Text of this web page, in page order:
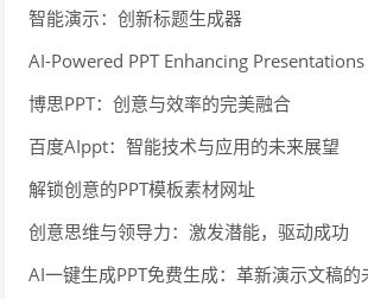
智能演示：创新标题生成器
AI-Powered PPT Enhancing
Design and Content
博思PPT：创意与效率的完美融合
百度AIppt：智能技术与应用的未来展望
解锁创意的PPT模板素材网址
创意思维与领导力：激发潜能，驱动成功
AI一键生成PPT免费生成：革新演示文稿的